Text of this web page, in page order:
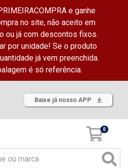
e ganhe
no site, não aceito em
ou já com descontos fixos.
por unidade! Se o produto
já vem preenchida.
é só referência.
Baixe já nosso APP
0